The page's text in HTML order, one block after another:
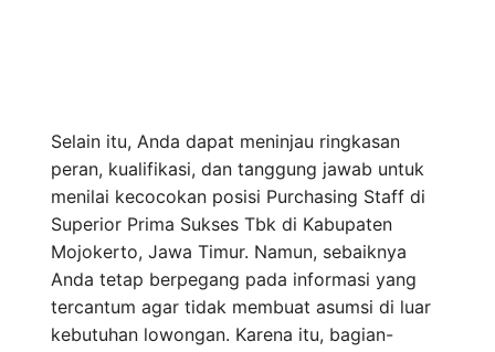
Selain itu, Anda dapat meninjau ringkasan
peran, kualifikasi, dan tanggung jawab untuk
menilai kecocokan posisi Purchasing Staff di
Superior Prima Sukses Tbk di Kabupaten
Mojokerto, Jawa Timur. Namun, sebaiknya
Anda tetap berpegang pada informasi yang
tercantum agar tidak membuat asumsi di luar
kebutuhan lowongan. Karena itu, bagian-